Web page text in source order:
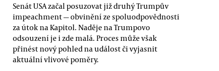
Senát USA začal posuzovat již druhý Trumpův
impeachment — obvinění ze spoluodpovědnosti
za útok na Kapitol. Naděje na Trumpovo
odsouzení je i zde malá. Proces může však
přinést nový pohled na událost či vyjasnit
aktuální vlivové poměry.